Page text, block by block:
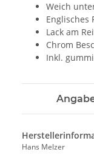
Weich
Englisches
Lack am
Chrom
Inkl.
Hans Melzer